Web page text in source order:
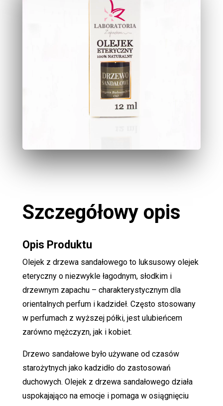
Szczegółowy opis
Opis Produktu
Olejek z drzewa sandałowego to luksusowy olejek
eteryczny o niezwykle łagodnym, słodkim i
drzewnym zapachu – charakterystycznym dla
orientalnych perfum i kadzideł. Często stosowany
w perfumach z wyższej półki, jest ulubieńcem
zarówno mężczyzn, jak i kobiet.
Drzewo sandałowe było używane od czasów
starożytnych jako kadzidło do zastosowań
duchowych. Olejek z drzewa sandałowego działa
uspokajająco na emocje i pomaga w osiągnięciu